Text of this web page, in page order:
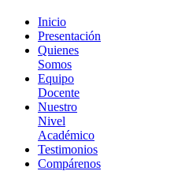
Inicio
Presentación
Quienes
Somos
Equipo
Docente
Nuestro
Nivel
Académico
Testimonios
Compárenos